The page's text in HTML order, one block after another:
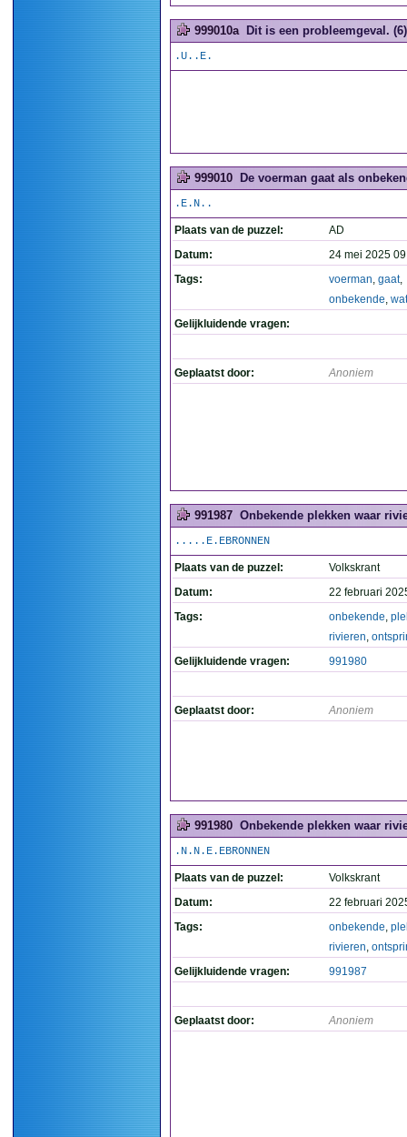
999010a Dit is een probleemgeval. (6)
.U..E.
999010 De voerman gaat als
.E.N..
Plaats van de puzzel:
AD
Datum:
24 mei 2025
Tags:
voerman, gaat,
onbekende,
Gelijkluidende vragen:
Geplaatst door: Anoniem
991987 Onbekende plekken waar
.....E.EBRONNEN
Plaats van de puzzel:
Volkskrant
Datum:
22 februari
Tags:
onbekende,
rivieren,
Gelijkluidende vragen:
991980
Geplaatst door: Anoniem
991980 Onbekende plekken waar
.N.N.E.EBRONNEN
Plaats van de puzzel:
Volkskrant
Datum:
22 februari
Tags:
onbekende,
rivieren,
Gelijkluidende vragen:
991987
Geplaatst door: Anoniem